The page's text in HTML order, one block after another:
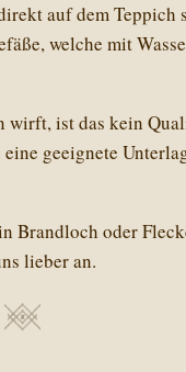
auf dem Teppich
welche mit
wirft, ist das kein
geeignete
Brandloch oder
lieber an.